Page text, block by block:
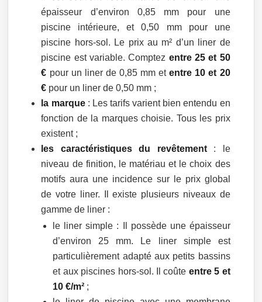
épaisseur d’environ 0,85 mm pour une
piscine intérieure, et 0,50 mm pour une
piscine hors-sol. Le prix au m² d’un liner de
piscine est variable. Comptez entre 25 et 50
€ pour un liner de 0,85 mm etentre 10 et 20
€ pour un liner de 0,50 mm ;
la marque: Les tarifs varient bien entendu en
fonction de la marques choisie. Tous les prix
existent ;
les caractéristiques du revêtement: le
niveau de finition, le matériau et le choix des
motifs aura une incidence sur le prix global
de votre liner. Il existe plusieurs niveaux de
gamme de liner :
le liner simple : Il possède une épaisseur
d’environ 25 mm. Le liner simple est
particulièrement adapté aux petits bassins
et aux piscines hors-sol. Il coûte entre 5 et
10 €/m² ;